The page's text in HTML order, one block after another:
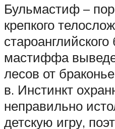
Бульмастиф –
крепкого
староанглийского
мастиффа
лесов от
в. Инстинкт
неправильно
детскую игру,